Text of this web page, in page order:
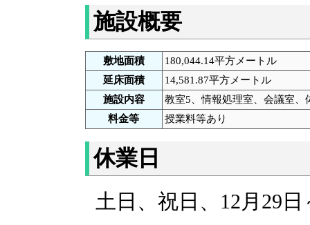
施設概要
敷地面積 180,044.14平方メートル
延床面積
14,581.87平方メートル
施設内容
教室5、情報処理室、会議室
料金等
授業料等あり
休業日
土日、祝日、12月29